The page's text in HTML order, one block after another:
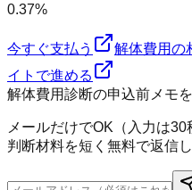
0.37%
今すぐ支払う 解体費用の
イトで進める
解体費用診断の申込前メモ
メールだけでOK（入力は
判断材料を短く無料で返信